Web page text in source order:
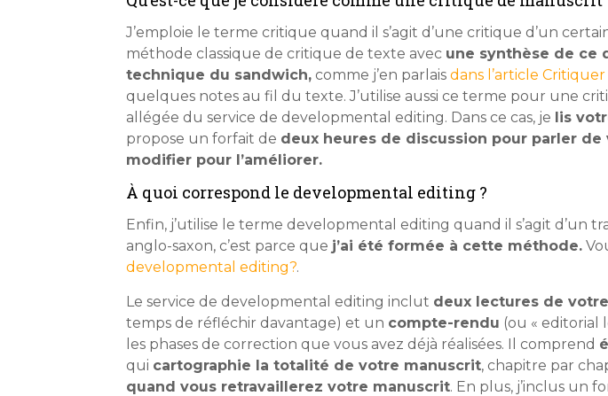
J’emploie le terme critique quand il s’agit d’une critique d’un
méthode classique de critique de texte avec une synthèse de ce
technique du sandwich,comme j’en parlais dans l’article
quelques notes au fil du texte. J’utilise aussi ce terme pour une
allégée du service de developmental editing. Dans ce cas, je lis
propose un forfait de deux heures de discussion pour parler
modifier pour l’améliorer.
À quoi correspond le developmental editing ?
Enfin, j’utilise le terme developmental editing quand il s’agit d’un
anglo-saxon, c’est parce que j’ai été formée à cette méthode.
developmental editing?.
Le service de developmental editing inclut deux lectures de
temps de réfléchir davantage) et un compte-rendu (ou « editorial
les phases de correction que vous avez déjà réalisées. Il comprend
qui cartographie la totalité de votre manuscrit, chapitre par
quand vous retravaillerez votre manuscrit. En plus, j’inclus un